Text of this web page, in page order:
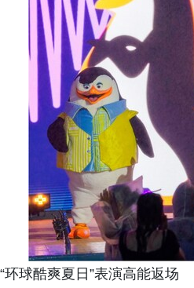
“环球酷爽夏日”表演高能返场